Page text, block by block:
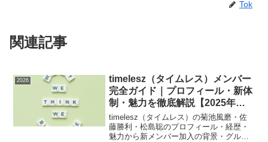
Tok
関連記事
2026
timelesz（タイムレス）メンバー
完全ガイド｜プロフィール・新体
制・魅力を徹底解説【2025年
版】
timelesz（タイムレス）の菊池風磨・佐
藤勝利・松島聡のプロフィール・経歴・
魅力から新メンバー加入の背景・グルー